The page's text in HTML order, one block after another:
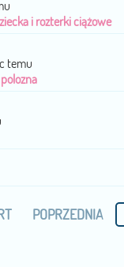
i rozterki ciążowe
temu
POPRZEDNIA